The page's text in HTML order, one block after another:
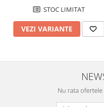
STOC LIMITAT
VEZI VARIANTE
Nu rata